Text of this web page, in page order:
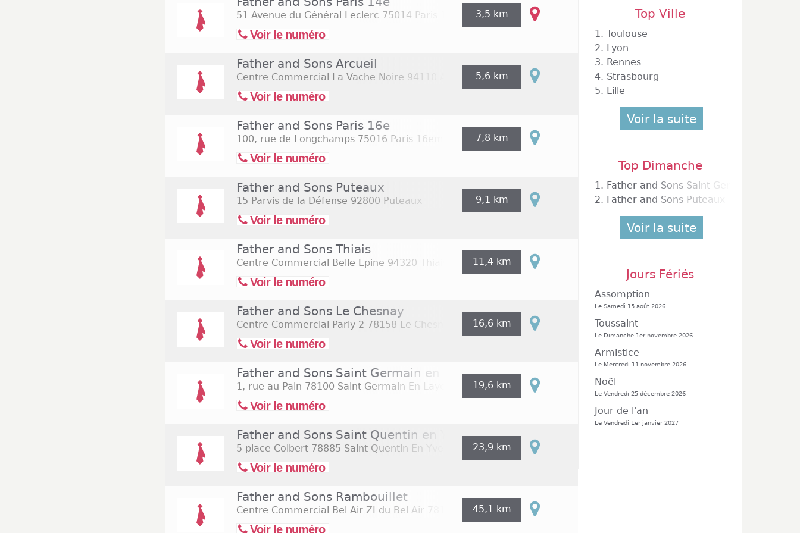
51 Avenue du Général Leclerc 75014 Paris 14eme
Voir le numéro
3,5 km
Father and Sons Arcueil
Centre Commercial La Vache Noire 94110 Arcueil
Voir le numéro
5,6 km
Father and Sons Paris 16e
100, rue de Longchamps 75016 Paris 16eme
Voir le numéro
7,8 km
Father and Sons Puteaux
15 Parvis de la Défense 92800 Puteaux
Voir le numéro
9,1 km
Father and Sons Thiais
Centre Commercial Belle Epine 94320 Thiais
Voir le numéro
11,4 km
Father and Sons Le Chesnay
Centre Commercial Parly 2 78158 Le Chesnay
Voir le numéro
16,6 km
Father and Sons Saint Germain en Laye
1, rue au Pain 78100 Saint Germain En Laye
Voir le numéro
19,6 km
Father and Sons Saint Quentin en Yvelines
5 place Colbert 78885 Saint Quentin En Yvelines
Voir le numéro
23,9 km
Father and Sons Rambouillet
Centre Commercial Bel Air ZI du Bel Air 78120 Rambouillet
Voir le numéro
45,1 km
Top Ville
1. Toulouse
2. Lyon
3. Rennes
4. Strasbourg
5. Lille
Voir la suite
Top Dimanche
1. Father and Sons Saint Germain en Laye
2. Father and Sons Puteaux
Voir la suite
Jours Fériés
Assomption
Le Samedi 15 août 2026
Toussaint
Le Dimanche 1er novembre 2026
Armistice
Le Mercredi 11 novembre 2026
Noël
Le Vendredi 25 décembre 2026
Jour de l'an
Le Vendredi 1er janvier 2027